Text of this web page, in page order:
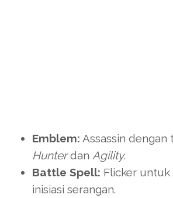
Emblem: Assassin dengan
Hunterdan Agility.
Battle Spell: Flicker
inisiasi serangan.